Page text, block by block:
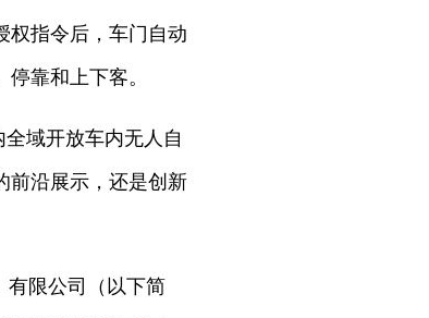
权指令后，车门自动
靠和上下客。
域开放车内无人自
前沿展示，还是创新
有限公司（以下简